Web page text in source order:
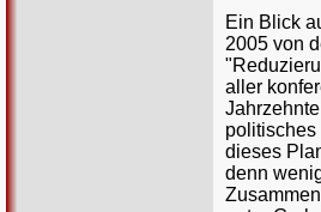
Ein Blick
2005 von
aller
dieses
denn